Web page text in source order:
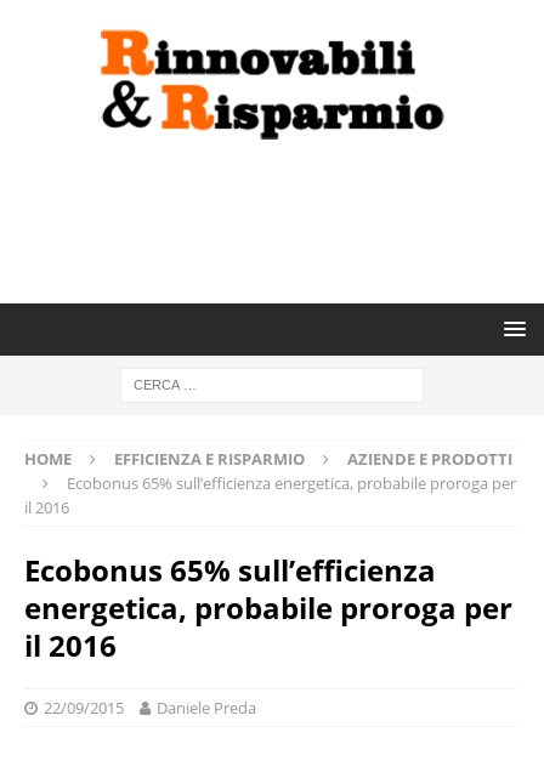
HOME EFFICIENZA E RISPARMIO
AZIENDE E PRODOTTI
Ecobonus 65% sull’efficienza energetica, probabile proroga per
il 2016
Ecobonus 65% sull’efficienza
energetica, probabile proroga per
il 2016
22/09/2015 Daniele Preda